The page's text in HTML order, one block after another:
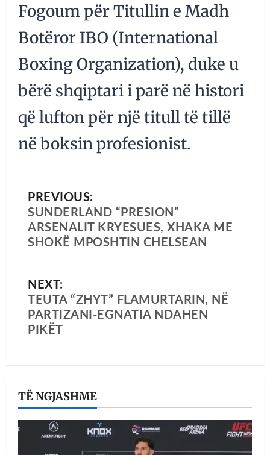
Fogoum për Titullin e Madh
Botëror IBO (International
Boxing Organization), duke u
bërë shqiptari i parë në histori
që lufton për një titull të tillë
në boksin profesionist.
PREVIOUS:
SUNDERLAND “PRESION”
ARSENALIT KRYESUES, XHAKA ME
SHOKË MPOSHTIN CHELSEAN
NEXT:
TEUTA “ZHYT” FLAMURTARIN, NË
PARTIZANI-EGNATIA NDAHEN
PIKËT
TË NGJASHME